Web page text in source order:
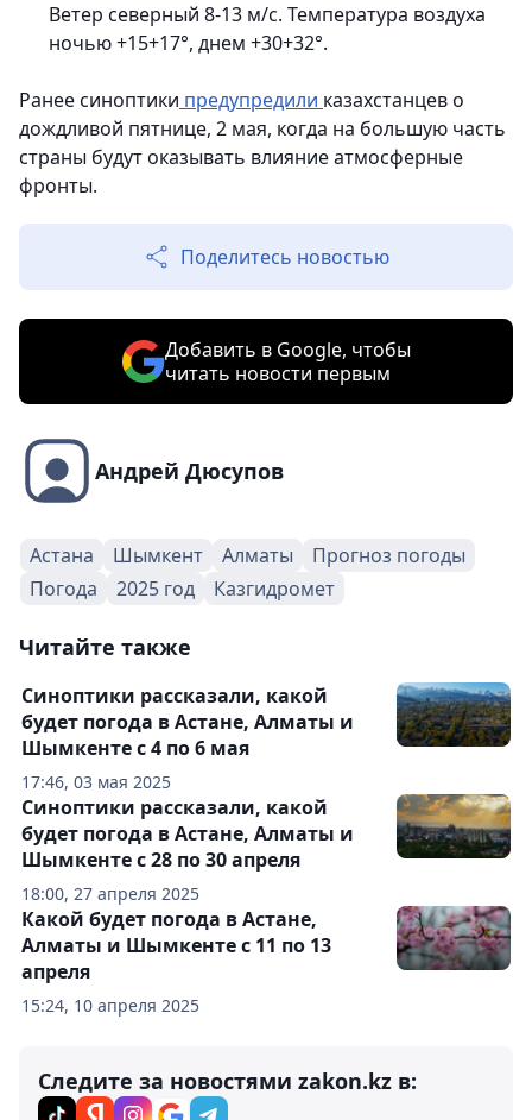
Ветер северный 8-13 м/с. Температура воздуха
ночью +15+17°, днем +30+32°.
Ранее синоптики предупредили казахстанцев о
дождливой пятнице, 2 мая, когда на большую часть
страны будут оказывать влияние атмосферные
фронты.
Поделитесь новостью
Добавить в Google, чтобы
читать новости первым
Андрей Дюсупов
Астана Шымкент Алматы
Прогноз погоды
Погода
2025 год Казгидромет
Читайте также
17:46, 03 мая 2025
Синоптики рассказали, какой
будет погода в Астане, Алматы и
Шымкенте с 4 по 6 мая
18:00, 27 апреля 2025
Синоптики рассказали, какой
будет погода в Астане, Алматы и
Шымкенте с 28 по 30 апреля
15:24, 10 апреля 2025
Какой будет погода в Астане,
Алматы и Шымкенте с 11 по 13
апреля
Следите за новостями zakon.kz в: